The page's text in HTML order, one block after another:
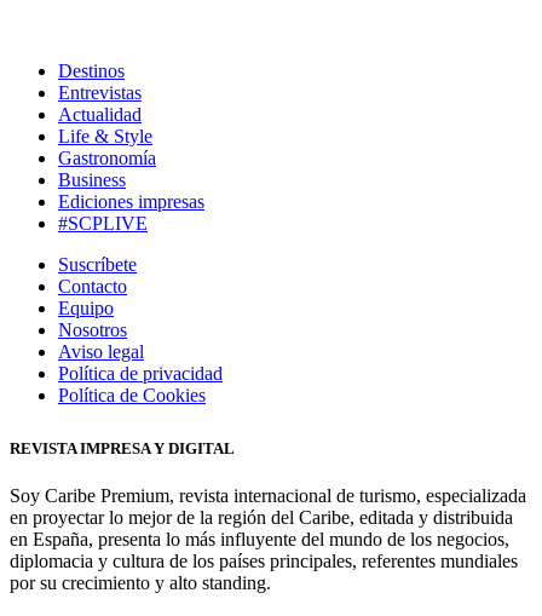
Destinos
Entrevistas
Actualidad
Life & Style
Gastronomía
Business
Ediciones impresas
#SCPLIVE
Suscríbete
Contacto
Equipo
Nosotros
Aviso legal
Política de privacidad
Política de Cookies
REVISTA IMPRESA Y DIGITAL
Soy Caribe Premium, revista internacional de turismo, especializada
en proyectar lo mejor de la región del Caribe, editada y distribuida
en España, presenta lo más influyente del mundo de los negocios,
diplomacia y cultura de los países principales, referentes mundiales
por su crecimiento y alto standing.